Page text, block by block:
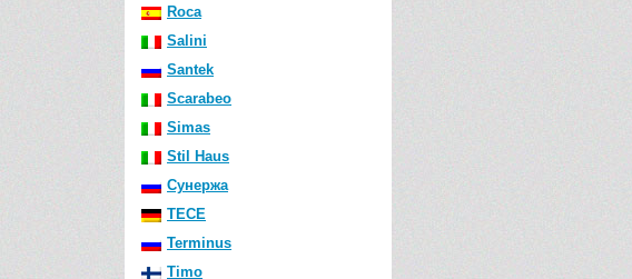
Roca
Salini
Santek
Scarabeo
Simas
Stil Haus
Сунержа
TECE
Terminus
Timo